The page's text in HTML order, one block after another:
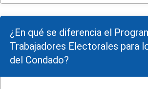
¿En qué se diferencia el
Trabajadores Electorales para
del Condado?